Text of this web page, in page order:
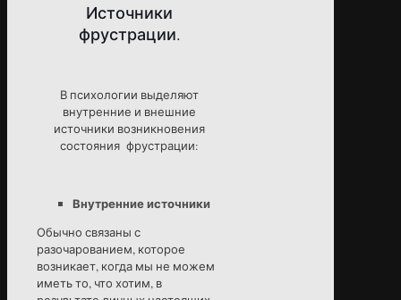
Источники
фрустрации.
В психологии выделяют
внутренние и внешние
источники возникновения
состояния фрустрации:
Внутренние источники
Обычно связаны с
разочарованием, которое
возникает, когда мы не можем
иметь то, что хотим, в